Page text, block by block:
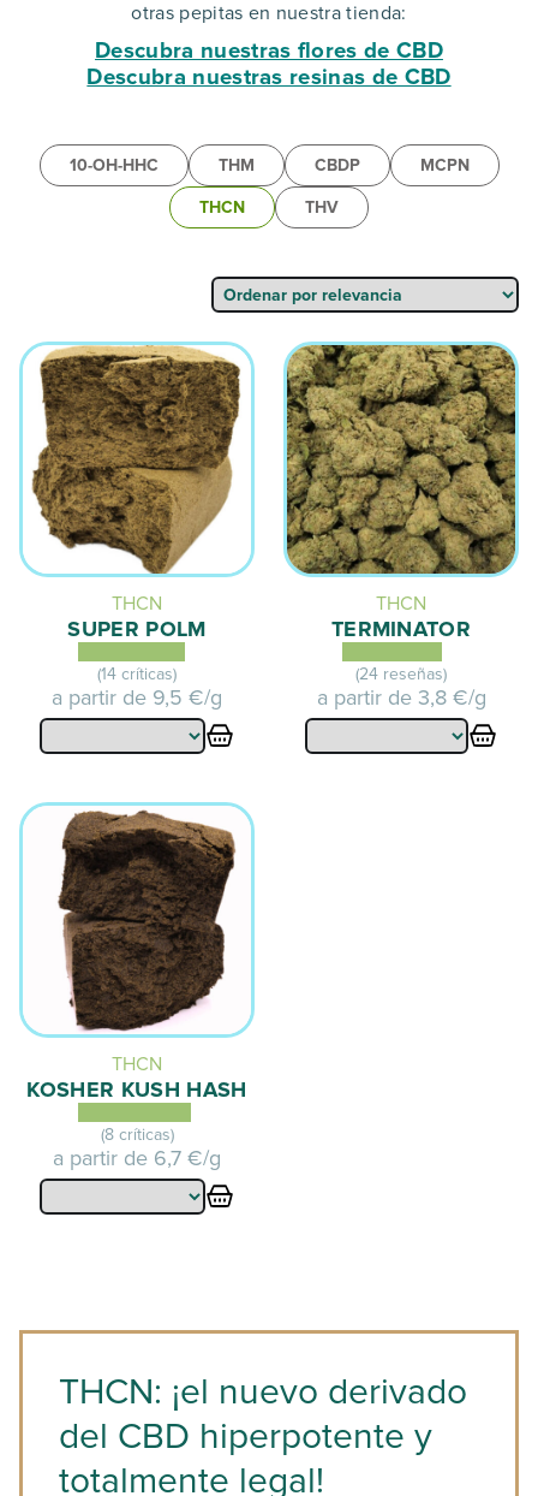
otras pepitas en nuestra tienda:
Descubra nuestras flores de CBD
Descubra nuestras resinas de CBD
10-OH-HHC THM CBDP MCPN
THCN THV
THCN
SUPER POLM
(14 críticas)
a partir de 9,5 €/g
THCN
TERMINATOR
(24 reseñas)
a partir de 3,8 €/g
THCN
KOSHER KUSH HASH
(8 críticas)
a partir de 6,7 €/g
THCN: ¡el nuevo derivado
del CBD hiperpotente y
totalmente legal!